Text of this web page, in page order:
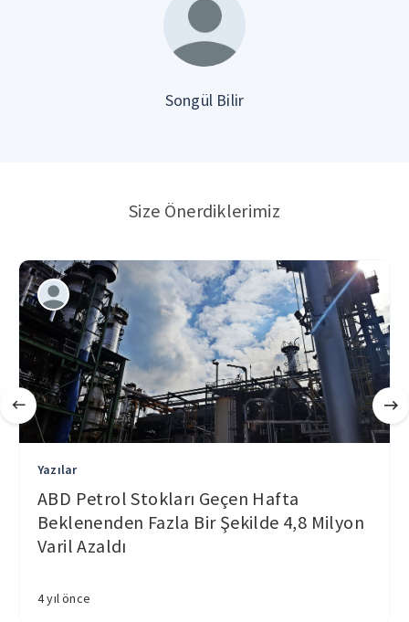
Songül Bilir
Size Önerdiklerimiz
Yazılar
ABD Petrol Stokları Geçen Hafta
Beklenenden Fazla Bir Şekilde 4,8 Milyon
Varil Azaldı
4 yıl önce